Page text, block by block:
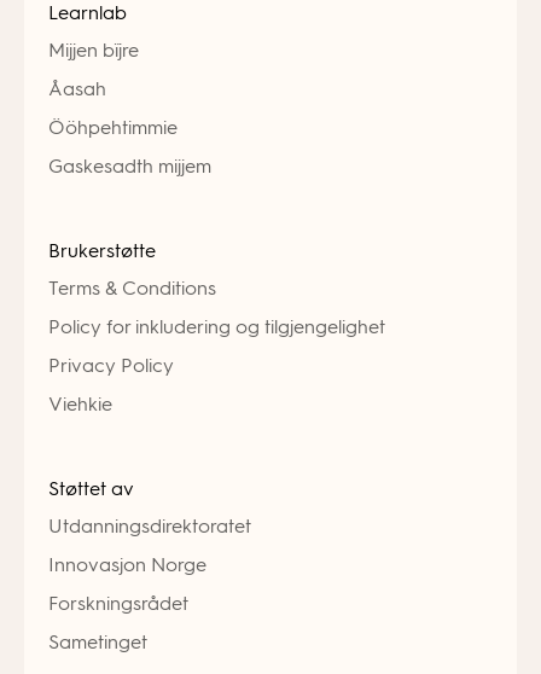
Learnlab
Mijjen bïjre
Åasah
Ööhpehtimmie
Gaskesadth mijjem
Brukerstøtte
Terms & Conditions
Policy for inkludering og tilgjengelighet
Privacy Policy
Viehkie
Støttet av
Utdanningsdirektoratet
Innovasjon Norge
Forskningsrådet
Sametinget